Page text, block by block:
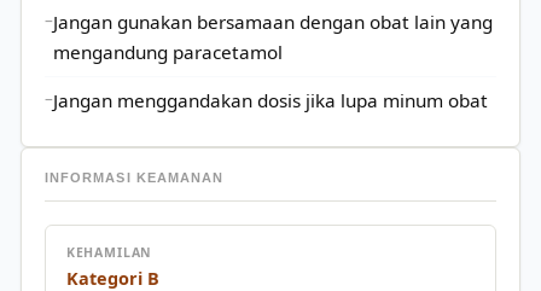
Jangan gunakan bersamaan dengan obat lain yang
mengandung paracetamol
Jangan menggandakan dosis jika lupa minum obat
INFORMASI KEAMANAN
KEHAMILAN
Kategori B